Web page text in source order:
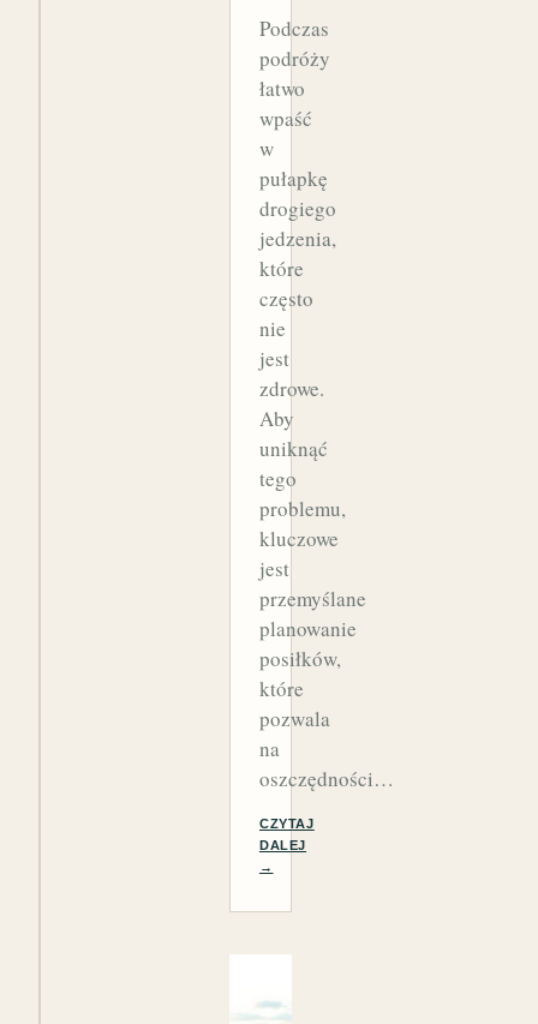
Podczas
podróży
łatwo
wpaść
w
pułapkę
drogiego
jedzenia,
które
często
nie
jest
zdrowe.
Aby
uniknąć
tego
problemu,
kluczowe
jest
przemyślane
planowanie
posiłków,
które
pozwala
na
oszczędności…
CZYTAJ
DALEJ
→